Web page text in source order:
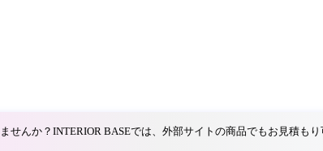
ド
せんか？INTERIOR BASEでは、外部サイトの商品でもお見積もり